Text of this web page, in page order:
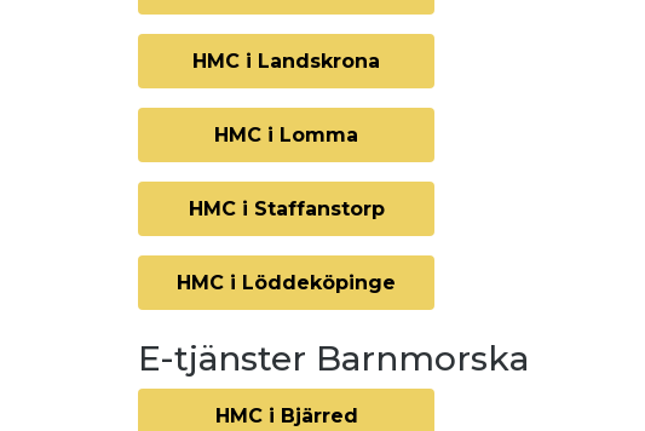
HMC i Landskrona
HMC i Lomma
HMC i Staffanstorp
HMC i Löddeköpinge
E-tjänster Barnmorska
HMC i Bjärred